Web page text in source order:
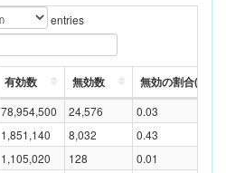
entries
有効数 無効数 無効の割合(%)
78,954,500 24,576
0.03
1,851,140 8,032
0.43
1,105,020 128
0.01